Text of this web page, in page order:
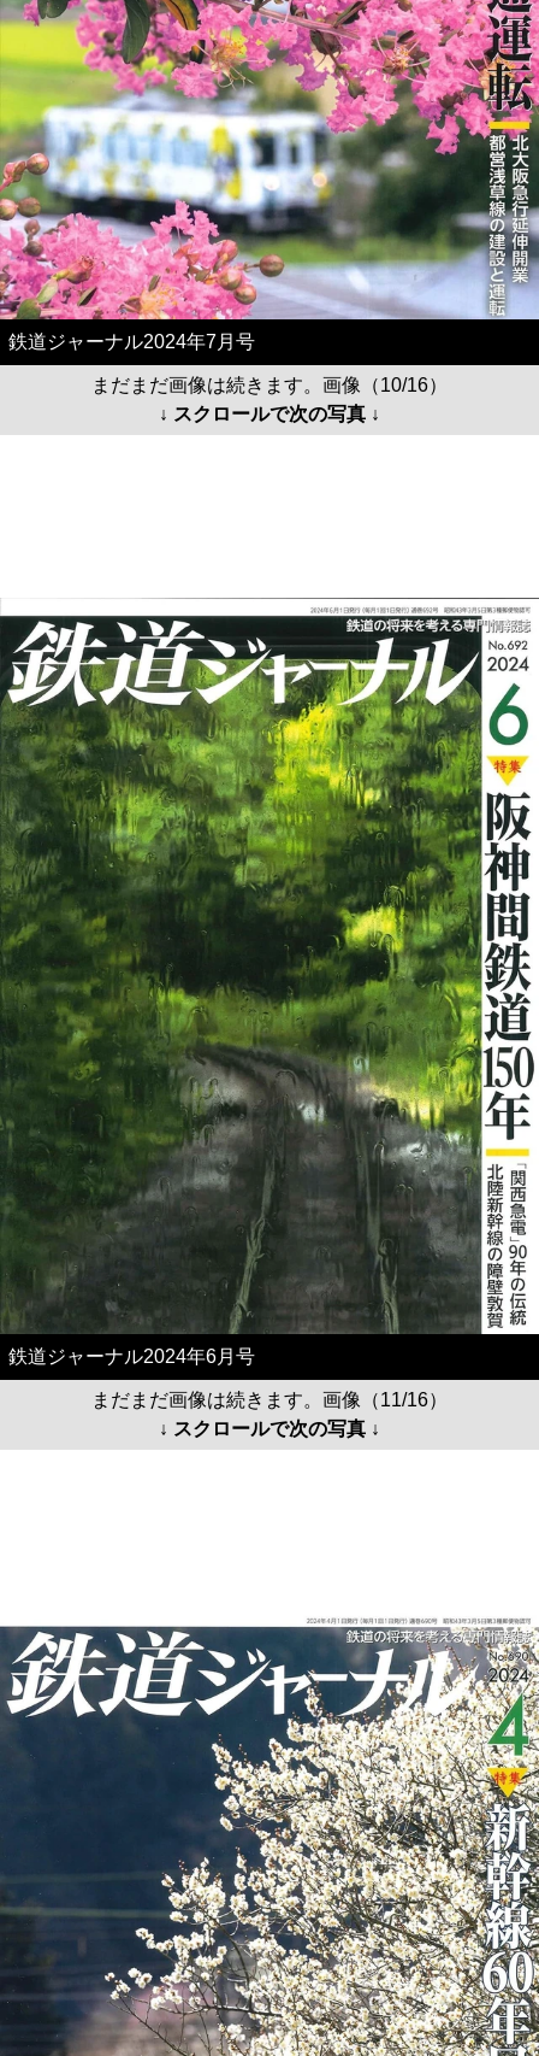
鉄道ジャーナル2024年7月号
まだまだ画像は続きます。画像（10/16）
↓ スクロールで次の写真 ↓
鉄道ジャーナル2024年6月号
まだまだ画像は続きます。画像（11/16）
↓ スクロールで次の写真 ↓